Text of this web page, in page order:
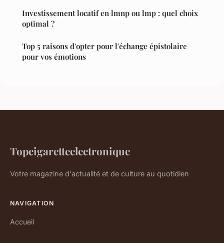
Investissement locatif en lmnp ou lmp : quel choix
optimal ?
Top 5 raisons d'opter pour l'échange épistolaire
pour vos émotions
Topcigaretteelectronique
Votre magazine d'actualité et de culture au quotidien
NAVIGATION
Accueil